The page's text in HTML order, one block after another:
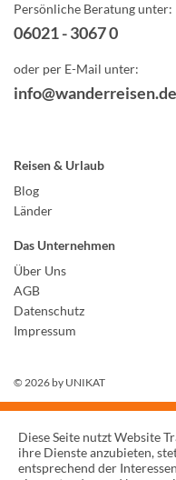
Persönliche Beratung unter:
06021 - 3067 0
oder per E-Mail unter:
info@wanderreisen.de
Reisen & Urlaub
Blog
Länder
Das Unternehmen
Über Uns
AGB
Datenschutz
Impressum
© 2026 by UNIKAT
Diese Seite nutzt Website
ihre Dienste anzubieten,
entsprechend der